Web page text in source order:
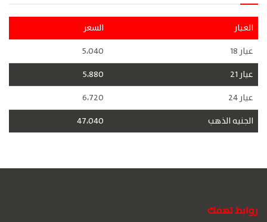
العيار
السعر
عيار 18
5،040
عيار 21
5،880
عيار 24
6،720
الجنيه الذهب
47،040
روابط تهمك